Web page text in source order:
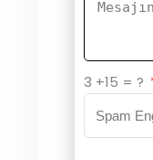
3 +15 = ?